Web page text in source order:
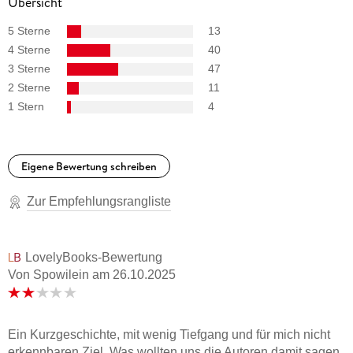
5 Sterne
13
4 Sterne
40
3 Sterne
47
2 Sterne
11
1 Stern
4
Eigene Bewertung schreiben
Zur Empfehlungsrangliste
LovelyBooks-Bewertung
Von Spowilein am 26.10.2025
Ein Kurzgeschichte, mit wenig Tiefgang und für mich nicht